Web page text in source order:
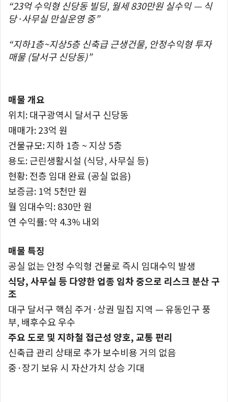
“23억 수익형 신당동 빌딩, 월세 830만원 실수익 — 식
당·사무실 만실운영 중”
“지하1층~지상5층 신축급 근생건물, 안정수익형 투자
매물 (달서구 신당동)”
매물 개요
위치: 대구광역시 달서구 신당동
매매가: 23억 원
건물규모: 지하 1층 ~ 지상 5층
용도: 근린생활시설 (식당, 사무실 등)
현황: 전층 임대 완료 (공실 없음)
보증금: 1억 5천만 원
월 임대수익: 830만 원
연 수익률: 약 4.3% 내외
매물 특징
공실 없는 안정 수익형 건물로 즉시 임대수익 발생
식당, 사무실 등 다양한 업종 임차 중으로 리스크 분산 구
조
대구 달서구 핵심 주거·상권 밀집 지역 — 유동인구 풍
부, 배후수요 우수
주요 도로 및 지하철 접근성 양호, 교통 편리
신축급 관리 상태로 추가 보수비용 거의 없음
중·장기 보유 시 자산가치 상승 기대